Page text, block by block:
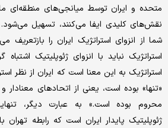
متحده و ایران توسط میانجی‌های منطقه‌ای
نقش‌های کلیدی ایفا می‌کنند، تسهیل
شما از انزوای استراتژیک ایران را بازتعریف
استراتژیک نباید با انزوای ژئوپلیتیک
استراتژیک به این معنا است که ایران از نظر
«تنها» بوده است، یعنی از اتحادهای
محروم بوده است.» به عبارت دیگر،
ژئوپلیتیک پایدار ایران است که رابطه